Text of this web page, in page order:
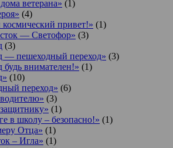
ветерана» (1)
(4)
космический привет!» (1)
— Светофор» (3)
(3)
— пешеходный переход» (3)
будь внимателен!» (1)
(10)
переход» (6)
(3)
(1)
в школу – безопасно!» (1)
Отца» (1)
‒ Игла» (1)